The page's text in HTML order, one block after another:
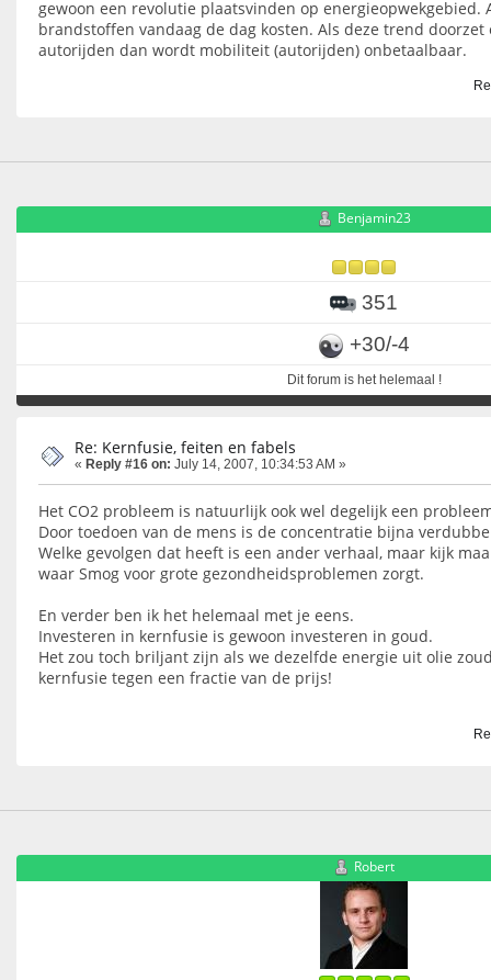
gewoon een revolutie plaatsvinden op energieopwekgebied.
brandstoffen vandaag de dag kosten. Als deze trend
autorijden dan wordt mobiliteit (autorijden) onbetaalbaar.
Benjamin23
351
+30/-4
Dit forum is het helemaal !
Re: Kernfusie, feiten en fabels
« Reply #16 on: July 14, 2007, 10:34:53 AM »
Het CO2 probleem is natuurlijk ook wel degelijk een
Door toedoen van de mens is de concentratie bijna
Welke gevolgen dat heeft is een ander verhaal, maar kijk
waar Smog voor grote gezondheidsproblemen zorgt.
En verder ben ik het helemaal met je eens.
Investeren in kernfusie is gewoon investeren in goud.
Het zou toch briljant zijn als we dezelfde energie uit olie
kernfusie tegen een fractie van de prijs!
Robert